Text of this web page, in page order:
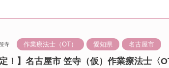
寺 作業療法士（OT） 愛知県 名古屋市
！】名古屋市 笠寺（仮）作業療法士〈